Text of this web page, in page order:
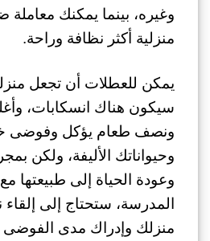
وغيره، بينما يمكنك معاملة
منزلية أكثر نظافة وراحة.
يمكن للعطلات أن تجعل
سيكون هناك انسكابات،
ونصف طعام يؤكل وفوضى
وحيواناتك الأليفة، ولكن
وعودة الحياة إلى طبيعتها
المدرسة، ستحتاج إلى
منزلك وإدراك مدى الفوضى